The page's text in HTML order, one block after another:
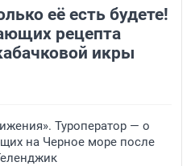
её есть будете!
рецепта
икры
Туроператор — о
на Черное море после